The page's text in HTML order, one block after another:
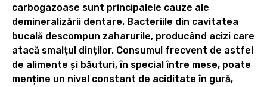
carbogazoase sunt principalele cauze ale
demineralizării dentare. Bacteriile din cavitatea
bucală descompun zaharurile, producând acizi care
atacă smalțul dinților. Consumul frecvent de astfel
de alimente și băuturi, în special între mese, poate
menține un nivel constant de aciditate în gură,